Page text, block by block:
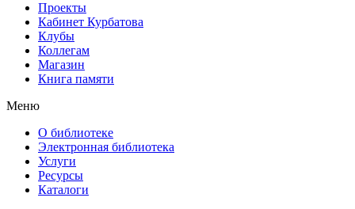
Проекты
Кабинет Курбатова
Клубы
Коллегам
Магазин
Книга памяти
Меню
О библиотеке
Электронная библиотека
Услуги
Ресурсы
Каталоги